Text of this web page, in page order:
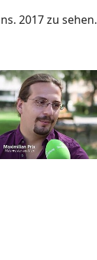
2017 zu sehen.
version